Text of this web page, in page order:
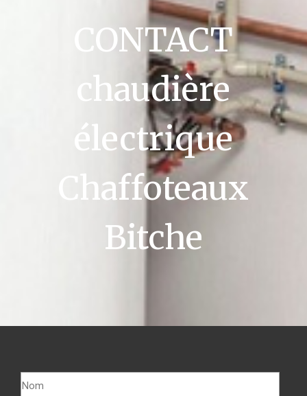
CONTACT
chaudière
électrique
Chaffoteaux
Bitche